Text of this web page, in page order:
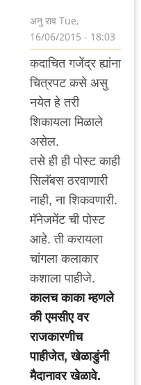
अनु राव Tue,
16/06/2015 - 18:03
reply
to
पात्रता
by
अतिशहाणा
कदाचित गजेंद्र ह्यांना
चित्रपट कसे असु
नयेत हे तरी
शिकायला मिळाले
असेल.
तसे ही ही पोस्ट काही
सिलॅबस ठरवाणारी
नाही, ना शिकवणारी.
मॅनेजमेंट ची पोस्ट
आहे. ती करायला
चांगला कलाकार
कशाला पाहीजे.
कालच काका म्हणले
की एमसीए वर
राजकारणीच
पाहीजेत, खेळाडुंनी
मैदानावर खेळावे.